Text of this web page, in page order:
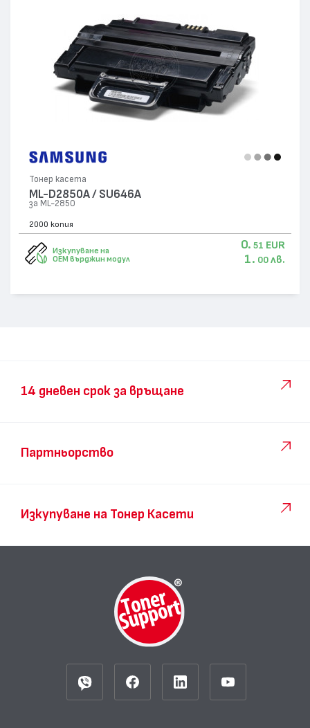
Тонер касета
ML-D2850A / SU646A
за ML-2850
2000 копия
Изкупуване на
OEM върджин модул
0. 51 EUR
1. 00 лв.
14 дневен срок за връщане
Партньорство
Изкупуване на Тонер Касети